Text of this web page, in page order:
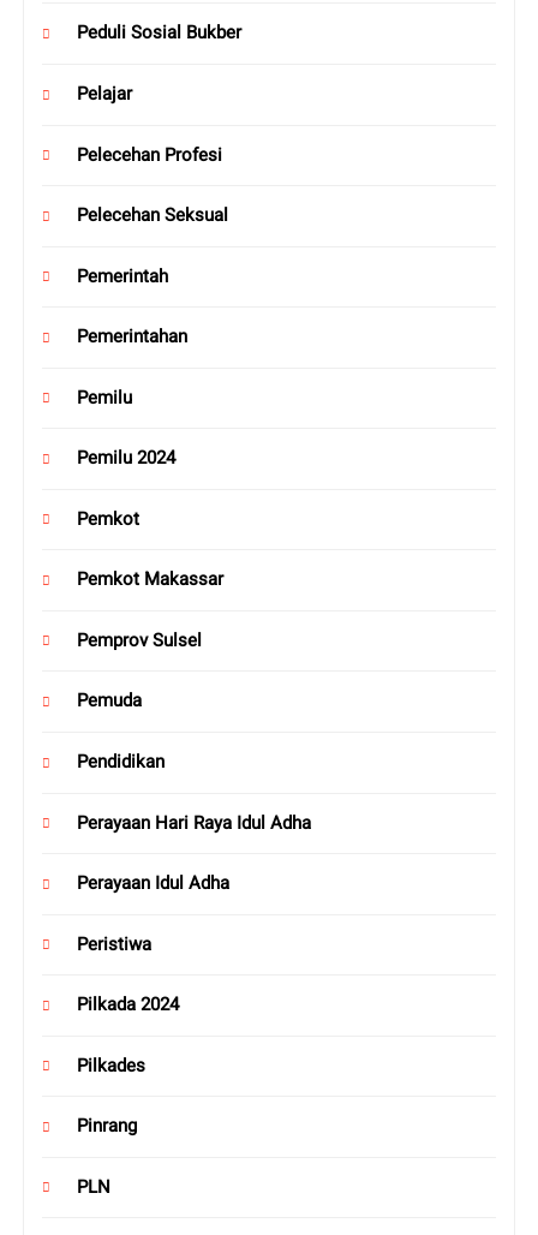
Peduli Sosial Bukber
Pelajar
Pelecehan Profesi
Pelecehan Seksual
Pemerintah
Pemerintahan
Pemilu
Pemilu 2024
Pemkot
Pemkot Makassar
Pemprov Sulsel
Pemuda
Pendidikan
Perayaan Hari Raya Idul Adha
Perayaan Idul Adha
Peristiwa
Pilkada 2024
Pilkades
Pinrang
PLN